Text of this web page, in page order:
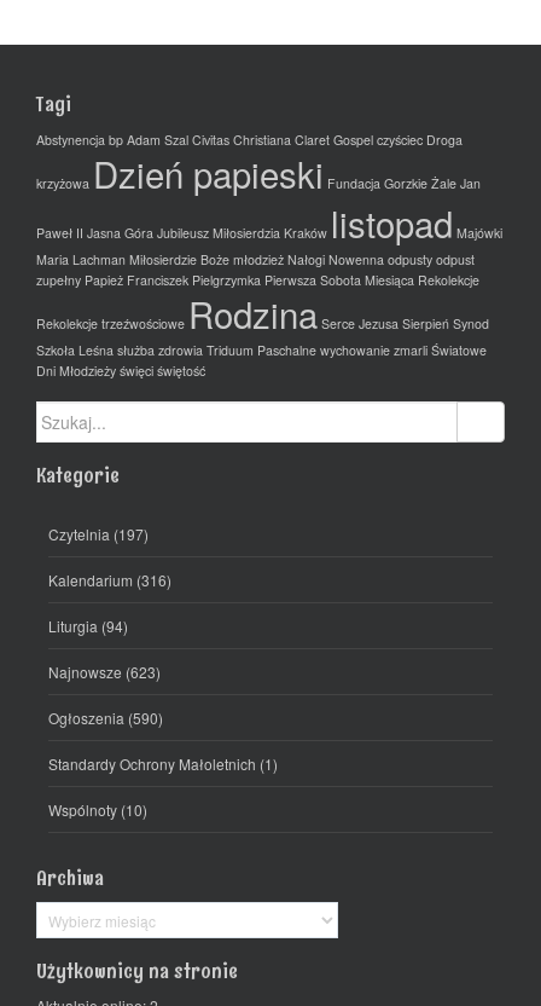
Tagi
Abstynencja bp Adam Szal Civitas Christiana Claret Gospel czyściec Droga
krzyżowa Dzień papieski Fundacja Gorzkie Żale Jan
Paweł II Jasna Góra Jubileusz Miłosierdzia Kraków listopad Majówki
Maria Lachman Miłosierdzie Boże młodzież Nałogi Nowenna odpusty odpust
zupełny Papież Franciszek Pielgrzymka Pierwsza Sobota Miesiąca Rekolekcje
Rekolekcje trzeźwościowe Rodzina Serce Jezusa Sierpień Synod
Szkoła Leśna służba zdrowia Triduum Paschalne wychowanie zmarli Światowe
Dni Młodzieży święci świętość
Szukaj:
Kategorie
Czytelnia (197)
Kalendarium (316)
Liturgia (94)
Najnowsze (623)
Ogłoszenia (590)
Standardy Ochrony Małoletnich (1)
Wspólnoty (10)
Archiwa
Archiwa
Użytkownicy na stronie